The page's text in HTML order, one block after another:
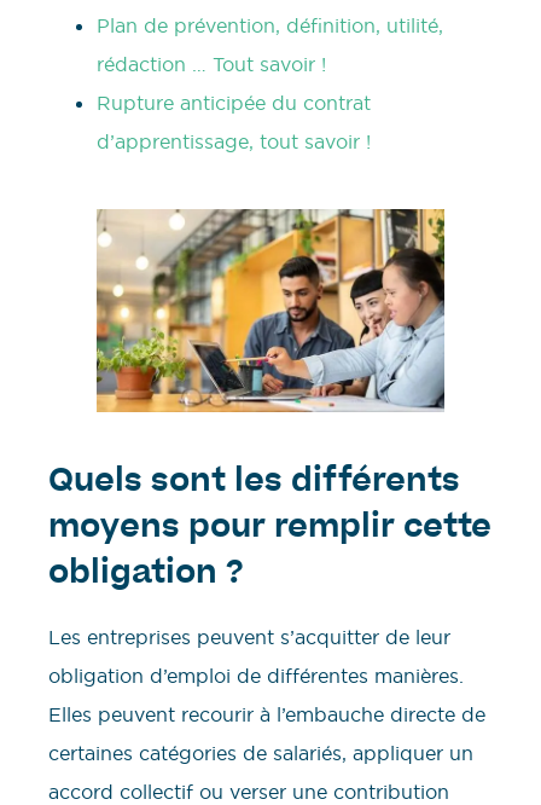
Plan de prévention, définition, utilité,
rédaction … Tout savoir !
Rupture anticipée du contrat
d’apprentissage, tout savoir !
Quels sont les différents
moyens pour remplir cette
obligation ?
Les entreprises peuvent s’acquitter de leur
obligation d’emploi de différentes manières.
Elles peuvent recourir à l’embauche directe de
certaines catégories de salariés, appliquer un
accord collectif ou verser une contribution